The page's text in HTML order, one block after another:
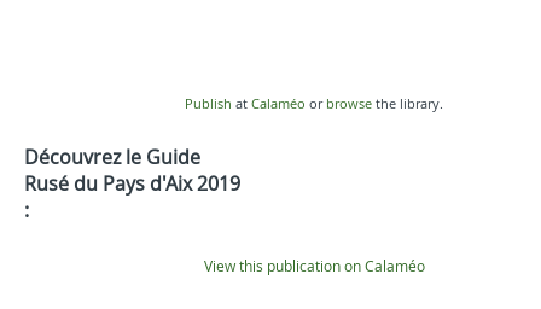
Publish at Calaméo or browse the library.
Découvrez le Guide
Rusé du Pays d'Aix 2019
:
View this publication on Calaméo